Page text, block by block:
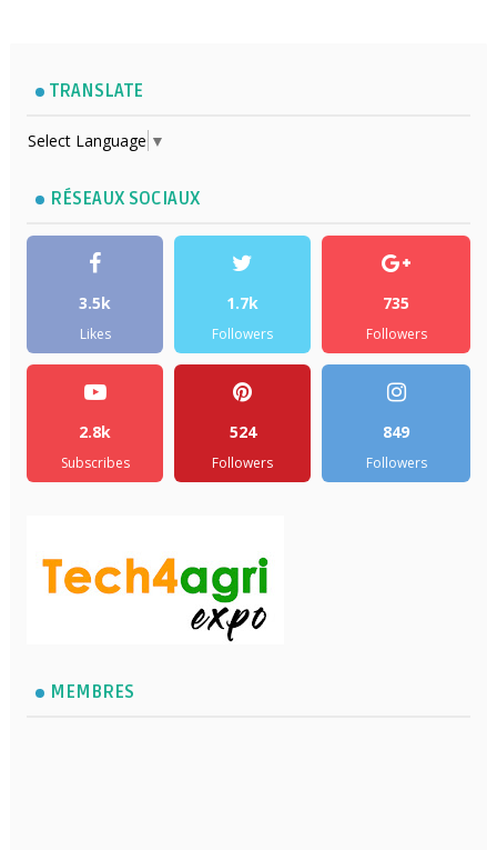
TRANSLATE
Select Language ▼
RÉSEAUX SOCIAUX
3.5k
Likes
1.7k
Followers
735
Followers
2.8k
Subscribes
524
Followers
849
Followers
MEMBRES